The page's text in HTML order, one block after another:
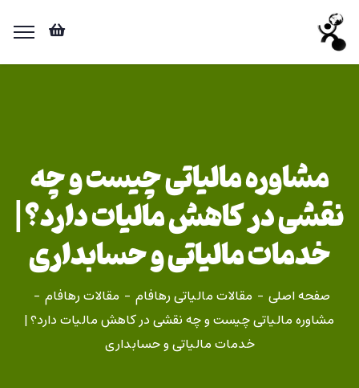
مشاوره مالیاتی چیست و چه
نقشی در کاهش مالیات دارد؟ |
خدمات مالیاتی و حسابداری
صفحه اصلی مقالات مالیاتی رهافام
مقالات رهافام
مشاوره مالیاتی چیست و چه نقشی در کاهش مالیات دارد؟ |
خدمات مالیاتی و حسابداری